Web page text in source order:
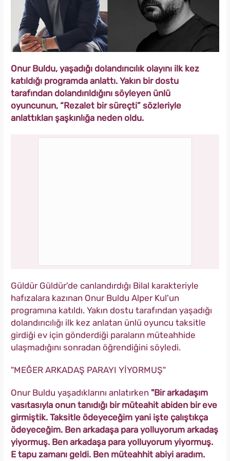
Onur Buldu, yaşadığı dolandırıcılık olayını ilk kez
katıldığı programda anlattı. Yakın bir dostu
tarafından dolandırıldığını söyleyen ünlü
oyuncunun, “Rezalet bir süreçti” sözleriyle
anlattıkları şaşkınlığa neden oldu.
Güldür Güldür'de canlandırdığı Bilal karakteriyle
hafızalara kazınan Onur Buldu Alper Kul'un
programına katıldı. Yakın dostu tarafından yaşadığı
dolandırıcılığı ilk kez anlatan ünlü oyuncu taksitle
girdiği ev için gönderdiği paraların müteahhide
ulaşmadığını sonradan öğrendiğini söyledi.
"MEĞER ARKADAŞ PARAYI YİYORMUŞ"
Onur Buldu yaşadıklarını anlatırken "Bir arkadaşım
vasıtasıyla onun tanıdığı bir müteahit abiden bir eve
girmiştik. Taksitle ödeyeceğim yani işte çalıştıkça
ödeyeceğim. Ben arkadaşa para yolluyorum arkadaş
yiyormuş. Ben arkadaşa para yolluyorum yiyormuş.
E tapu zamanı geldi. Ben müteahhit abiyi aradım.